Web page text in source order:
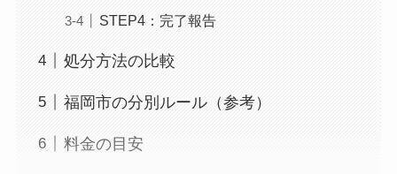
STEP4：完了報告
処分方法の比較
福岡市の分別ルール（参考）
料金の目安